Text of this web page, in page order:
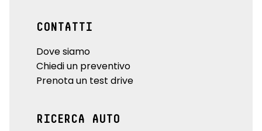
CONTATTI
Dove siamo
Chiedi un preventivo
Prenota un test drive
RICERCA AUTO